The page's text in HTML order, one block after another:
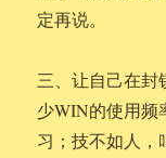
定再说。
三、让自己在封
少WIN的使用频
习；技不如人，